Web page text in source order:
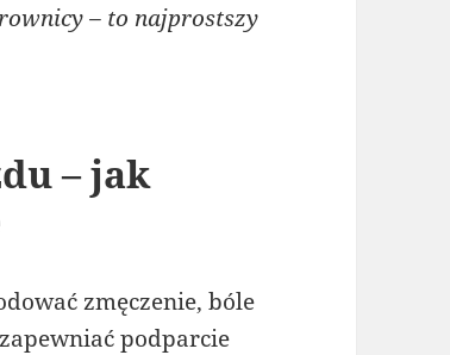
– to najprostszy
– jak
zmęczenie, bóle
podparcie